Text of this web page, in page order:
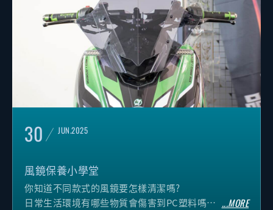
30 JUN.2025
風鏡保養小學堂
你知道不同款式的風鏡要怎樣清潔嗎?
日常生活環境有哪些物質會傷害到PC塑料嗎?
...MORE